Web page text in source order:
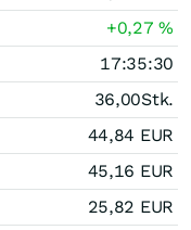
+0,27%
17:35:30
36,00Stk.
44,84 EUR
45,16 EUR
25,82 EUR